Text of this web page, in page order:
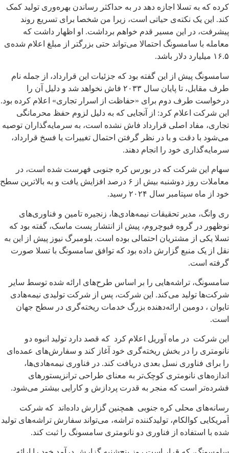
کرده که به تسلا اجازه دهد در به حداکثر رساندن بهره‌وری تولید کمک
کند. این یک نکته‌ی حیاتی است، زیرا من شخصا برای تسریع روند
پیشرفت، در این مسیر قدم خواهم برداشت. او اظهار داشت که
معامله با سامسونگ احتمالا می‌تواند حتی بزرگتر از مبلغ اعلام شده‌ی
۱۶.۵ میلیارد دلار باشد.
سامسونگ پیش از این گفته بود که جزئیات این قرارداد، از جمله نام
طرف مقابل، تا پایان سال ۲۰۳۳ فاش نخواهد شد و دلیل آن را
درخواست طرف دوم برای «حفاظت از اسرار تجاری» اعلام کرده بود.
این شرکت اعلام کرد: از آنجایی که به دلیل لزوم حفظ محرمانگی
تجاری، مفاد اصلی قرارداد فاش نشده است، به سرمایه‌گذاران توصیه
می‌شود با دقت و با در نظر گرفتن احتمال تغییرات یا فسخ قرارداد،
سرمایه‌گذاری خود را انجام دهند.
سهام این شرکت که در بورس کره جنوبی فهرست شده است، در
معاملات روز دوشنبه بیش از ۶ درصد افزایش یافت و به بالاترین سطح
خود از ماه سپتامبر سال ۲۰۲۴ رسید.
ری وانگ، مدیر تحقیقات نیمه‌هادی‌ها، زنجیره تامین و فناوری‌های
نوظهور در گروه فیوچروم، پیش از انتشار پست ماسک، گفته بود که
تسلا یکی از مشتریان احتمالی بوده است. بلومبرگ نیوز پیش از این به
نقل از یک منبع گزارش داده بود که توافق سامسونگ با تسلا صورت
گرفته است.
سامسونگ، تراشه‌هایی را بر اساس طرح‌های ارائه شده توسط سایر
شرکت‌ها تولید می‌کند. این شرکت، پس از شرکت تولیدی نیمه‌هادی
تایوان ، دومین ارائه‌دهنده بزرگ خدمات ریخته‌گری در سطح جهان
است.
این شرکت در ماه آوریل اعلام کرد که قصد دارد تولید انبوه دو
نانومتری را در بخش ریخته‌گری خود آغاز کند و سفارش‌های عمده‌ای
را برای فناوری نسل بعدی دریافت کند. در فناوری نیمه‌هادی‌ها،
اندازه‌های نانومتری کوچک‌تر به معنای طراحی ترانزیستورهای
فشرده‌تر است که منجر به قدرت پردازش و کارایی بیشتر می‌شود.
رسانه‌های محلی کره جنوبی همچنین گزارش داده‌اند که شرکت
آمریکایی کوالکام، تولیدکننده تراشه، می‌تواند سفارش تراشه‌های تولید
شده با استفاده از فناوری دو نانومتری سامسونگ را ثبت کند.